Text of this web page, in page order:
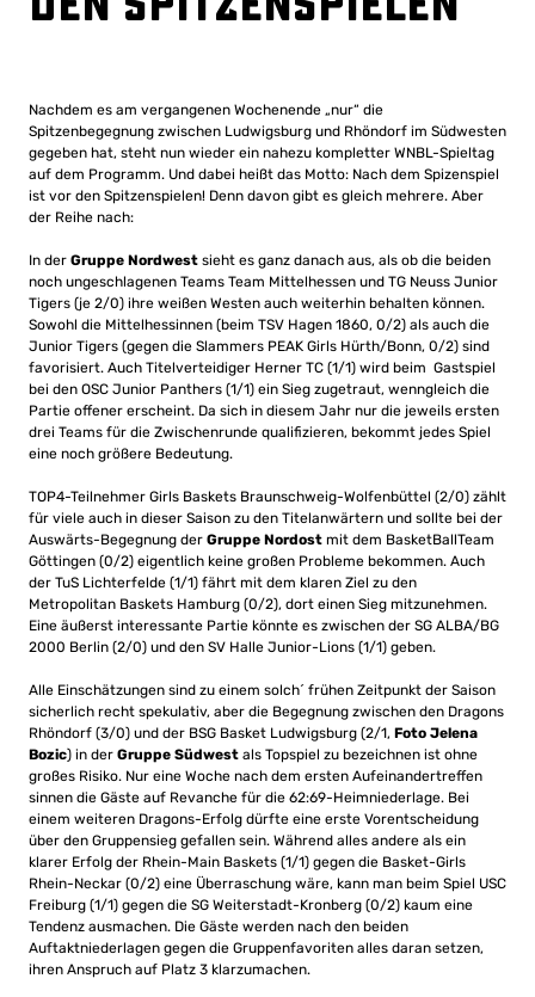
Nachdem es am vergangenen Wochenende „nur“ die
Spitzenbegegnung zwischen Ludwigsburg und Rhöndorf im Südwesten
gegeben hat, steht nun wieder ein nahezu kompletter WNBL-Spieltag
auf dem Programm. Und dabei heißt das Motto: Nach dem Spizenspiel
ist vor den Spitzenspielen! Denn davon gibt es gleich mehrere. Aber
der Reihe nach:
In der Gruppe Nordwest sieht es ganz danach aus, als ob die beiden
noch ungeschlagenen Teams Team Mittelhessen und TG Neuss Junior
Tigers (je 2/0) ihre weißen Westen auch weiterhin behalten können.
Sowohl die Mittelhessinnen (beim TSV Hagen 1860, 0/2) als auch die
Junior Tigers (gegen die Slammers PEAK Girls Hürth/Bonn, 0/2) sind
favorisiert. Auch Titelverteidiger Herner TC (1/1) wird beim Gastspiel
bei den OSC Junior Panthers (1/1) ein Sieg zugetraut, wenngleich die
Partie offener erscheint. Da sich in diesem Jahr nur die jeweils ersten
drei Teams für die Zwischenrunde qualifizieren, bekommt jedes Spiel
eine noch größere Bedeutung.
TOP4-Teilnehmer Girls Baskets Braunschweig-Wolfenbüttel (2/0) zählt
für viele auch in dieser Saison zu den Titelanwärtern und sollte bei der
Auswärts-Begegnung der Gruppe Nordost mit dem BasketBallTeam
Göttingen (0/2) eigentlich keine großen Probleme bekommen. Auch
der TuS Lichterfelde (1/1) fährt mit dem klaren Ziel zu den
Metropolitan Baskets Hamburg (0/2), dort einen Sieg mitzunehmen.
Eine äußerst interessante Partie könnte es zwischen der SG ALBA/BG
2000 Berlin (2/0) und den SV Halle Junior-Lions (1/1) geben.
Alle Einschätzungen sind zu einem solch´ frühen Zeitpunkt der Saison
sicherlich recht spekulativ, aber die Begegnung zwischen den Dragons
Rhöndorf (3/0) und der BSG Basket Ludwigsburg (2/1, Foto Jelena
Bozic) in der Gruppe Südwest als Topspiel zu bezeichnen ist ohne
großes Risiko. Nur eine Woche nach dem ersten Aufeinandertreffen
sinnen die Gäste auf Revanche für die 62:69-Heimniederlage. Bei
einem weiteren Dragons-Erfolg dürfte eine erste Vorentscheidung
über den Gruppensieg gefallen sein. Während alles andere als ein
klarer Erfolg der Rhein-Main Baskets (1/1) gegen die Basket-Girls
Rhein-Neckar (0/2) eine Überraschung wäre, kann man beim Spiel USC
Freiburg (1/1) gegen die SG Weiterstadt-Kronberg (0/2) kaum eine
Tendenz ausmachen. Die Gäste werden nach den beiden
Auftaktniederlagen gegen die Gruppenfavoriten alles daran setzen,
ihren Anspruch auf Platz 3 klarzumachen.